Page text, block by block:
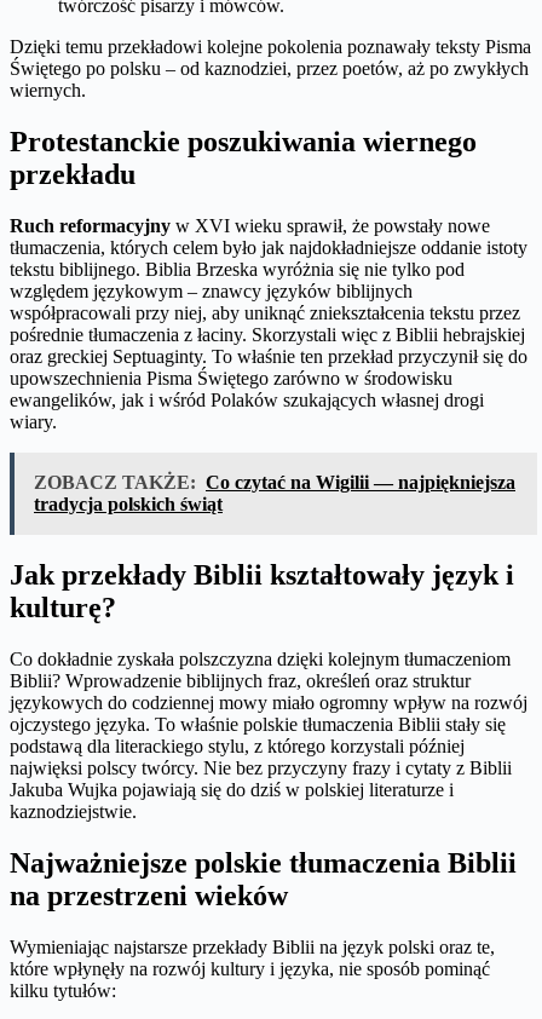
twórczość pisarzy i mówców.
Dzięki temu przekładowi kolejne pokolenia poznawały teksty Pisma
Świętego po polsku – od kaznodziei, przez poetów, aż po zwykłych
wiernych.
Protestanckie poszukiwania wiernego
przekładu
Ruch reformacyjny w XVI wieku sprawił, że powstały nowe
tłumaczenia, których celem było jak najdokładniejsze oddanie istoty
tekstu biblijnego. Biblia Brzeska wyróżnia się nie tylko pod
względem językowym – znawcy języków biblijnych
współpracowali przy niej, aby uniknąć zniekształcenia tekstu przez
pośrednie tłumaczenia z łaciny. Skorzystali więc z Biblii hebrajskiej
oraz greckiej Septuaginty. To właśnie ten przekład przyczynił się do
upowszechnienia Pisma Świętego zarówno w środowisku
ewangelików, jak i wśród Polaków szukających własnej drogi
wiary.
ZOBACZ TAKŻE: Co czytać na Wigilii — najpiękniejsza
tradycja polskich świąt
Jak przekłady Biblii kształtowały język i
kulturę?
Co dokładnie zyskała polszczyzna dzięki kolejnym tłumaczeniom
Biblii? Wprowadzenie biblijnych fraz, określeń oraz struktur
językowych do codziennej mowy miało ogromny wpływ na rozwój
ojczystego języka. To właśnie polskie tłumaczenia Biblii stały się
podstawą dla literackiego stylu, z którego korzystali później
najwięksi polscy twórcy. Nie bez przyczyny frazy i cytaty z Biblii
Jakuba Wujka pojawiają się do dziś w polskiej literaturze i
kaznodziejstwie.
Najważniejsze polskie tłumaczenia Biblii
na przestrzeni wieków
Wymieniając najstarsze przekłady Biblii na język polski oraz te,
które wpłynęły na rozwój kultury i języka, nie sposób pominąć
kilku tytułów: